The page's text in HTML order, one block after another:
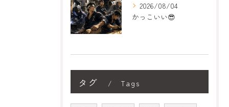
2026/08/04
かっこいい😎
タグ Tags